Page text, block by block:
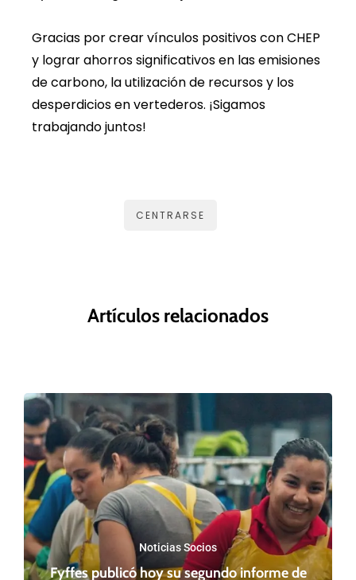
Gracias por crear vínculos positivos con CHEP
y lograr ahorros significativos en las emisiones
de carbono, la utilización de recursos y los
desperdicios en vertederos. ¡Sigamos
trabajando juntos!
CENTRARSE
Artículos relacionados
Noticias Socios
Fyffes publicó hoy su segundo informe de